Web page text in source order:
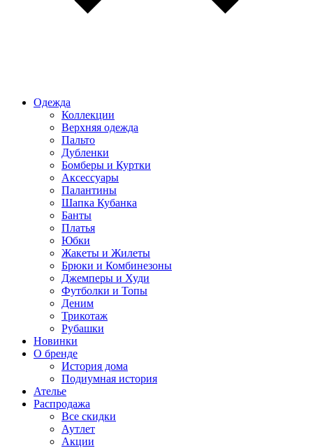
Одежда
Коллекции
Верхняя одежда
Пальто
Дубленки
Бомберы и Куртки
Аксессуары
Палантины
Шапка Кубанка
Банты
Платья
Юбки
Жакеты и Жилеты
Брюки и Комбинезоны
Джемперы и Худи
Футболки и Топы
Деним
Трикотаж
Рубашки
Новинки
О бренде
История дома
Подиумная история
Ателье
Распродажа
Все скидки
Аутлет
Акции